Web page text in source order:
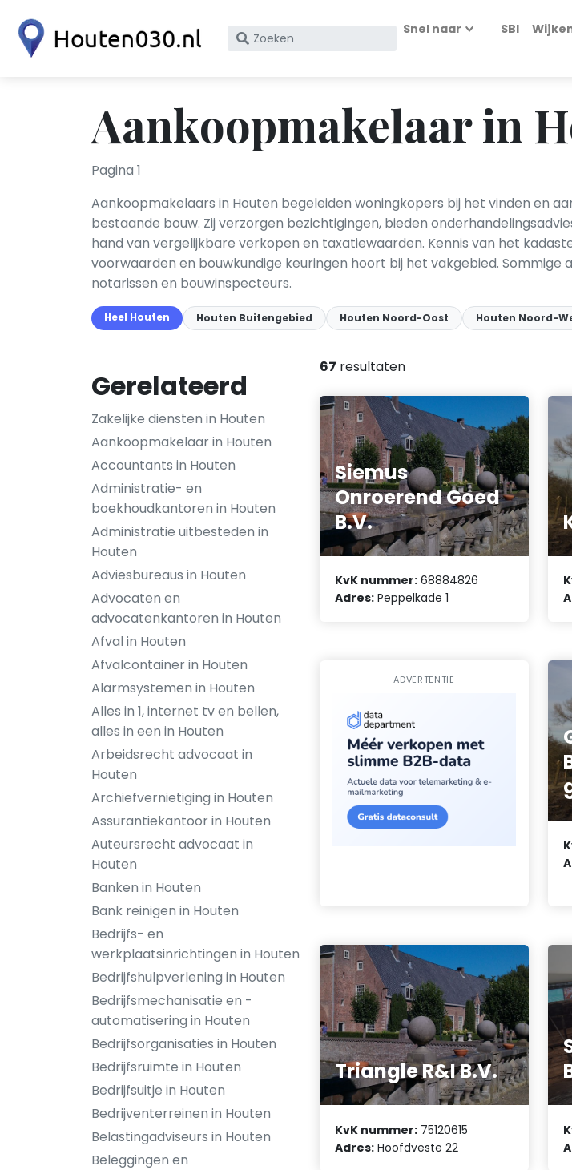
Zoek
KvK
nummer
Snel naar SBI
Aankoopmakelaar in
Pagina 1
Aankoopmakelaars in Houten begeleiden woningkopers bij het vinden en
bestaande bouw. Zij verzorgen bezichtigingen, bieden
hand van vergelijkbare verkopen en taxatiewaarden. Kennis van het
voorwaarden en bouwkundige keuringen hoort bij het vakgebied.
notarissen en bouwinspecteurs.
Heel Houten Houten Buitengebied Houten Noord-Oost Houten Noord-
Gerelateerd
Zakelijke diensten in Houten
Aankoopmakelaar in Houten
Accountants in Houten
Administratie- en
boekhoudkantoren in Houten
Administratie uitbesteden in
Houten
Adviesbureaus in Houten
Advocaten en
advocatenkantoren in Houten
Afval in Houten
Afvalcontainer in Houten
Alarmsystemen in Houten
Alles in 1, internet tv en bellen,
alles in een in Houten
Arbeidsrecht advocaat in
Houten
Archiefvernietiging in Houten
Assurantiekantoor in Houten
Auteursrecht advocaat in
Houten
Banken in Houten
Bank reinigen in Houten
Bedrijfs- en
werkplaatsinrichtingen in Houten
Bedrijfshulpverlening in Houten
Bedrijfsmechanisatie en -
automatisering in Houten
Bedrijfsorganisaties in Houten
Bedrijfsruimte in Houten
Bedrijfsuitje in Houten
Bedrijventerreinen in Houten
Belastingadviseurs in Houten
Beleggingen en
67 resultaten
Siemus
Onroerend Goed
B.V.
KvK nummer: 68884826
Adres: Peppelkade 1
ADVERTENTIE
Triangle R&I B.V.
KvK nummer: 75120615
Adres: Hoofdveste 22